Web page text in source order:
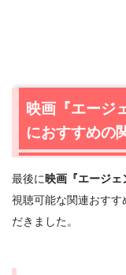
映画『エージ
におすすめの
最後に映画『エージェ
視聴可能な関連おすす
だきました。